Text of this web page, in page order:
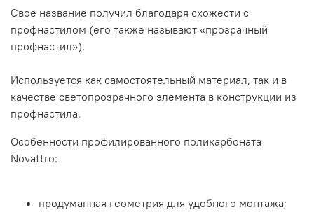
Свое название получил благодаря схожести с
профнастилом (его также называют «прозрачный
профнастил»).
Используется как самостоятельный материал, так и в
качестве светопрозрачного элемента в конструкции из
профнастила.
Особенности профилированного поликарбоната
Novattro:
продуманная геометрия для удобного монтажа;